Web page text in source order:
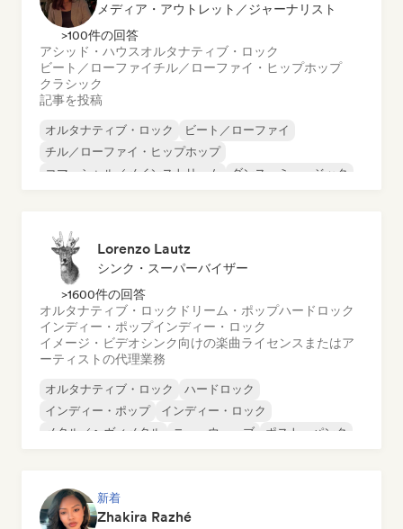
メディア・アウトレット／ジャーナリスト
>100件の回答
アシッド・ハウスオルタナティブ・ロック
ビート／ローファイチル／ローファイ・ヒップホップ
クラシック
記事を投稿
オルタナティブ・ロック
ビート／ローファイ
チル／ローファイ・ヒップホップ
コマーシャル／メインストリーム
ダンス・ミュージック
Lorenzo Lautz
シンク・スーパーバイザー
>1600件の回答
オルタナティブ・ロック ドリーム・ポップハードロック
インディー・ポップインディー・ロック
イメージ・ビデオシンク向けの楽曲ライセンスまたはア
ーティストの代理業務
オルタナティブ・ロック
ハードロック
インディー・ポップ
インディー・ロック
メタル／ヘヴィメタル
ニューウェーブ
ポスト・パンク
新着
Zhakira Razhé